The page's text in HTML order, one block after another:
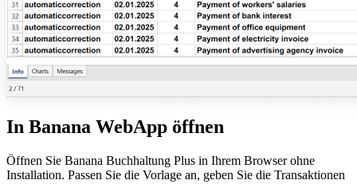
In Banana WebApp öffnen
Öffnen Sie Banana Buchhaltung Plus in Ihrem Browser ohne
Installation. Passen Sie die Vorlage an, geben Sie die Transaktionen